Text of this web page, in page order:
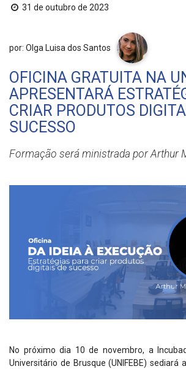
31 de outubro de 2023
por: Olga Luisa dos Santos
OFICINA GRATUITA NA
APRESENTARÁ
CRIAR PRODUTOS
SUCESSO
Formação será ministrada por Arthur
No próximo dia 10 de novembro, a
Universitário de Brusque (UNIFEBE) sediará